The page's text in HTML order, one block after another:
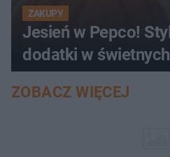
ZAKUPY
Jesień w Pepco!
dodatki w
ZOBACZ WIĘCEJ